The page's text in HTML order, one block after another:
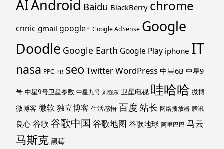
AIAndroid Baidu BlackBerry chrome
cnnic gmail google+ Google AdSense Google
Doodle Google Earth Google Play iphone IT
nasa PPC PR seoTwitterWordPress 中星6B 中星9
号 中星9号卫星参数 中星九号 刘强东 卫星电视 哇哈哈 微博
微博客 微软独立博客 生活感悟 百度 站长 网络播放器 腾讯
良心 谷歌 谷歌中国 谷歌地图 谷歌地球 阿里巴巴 马云
马斯克 黑莓